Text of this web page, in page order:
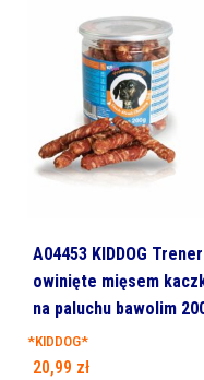
A04453 KIDDOG
owinięte mięsem
na paluchu bawolim
*KIDDOG*
20,99 zł